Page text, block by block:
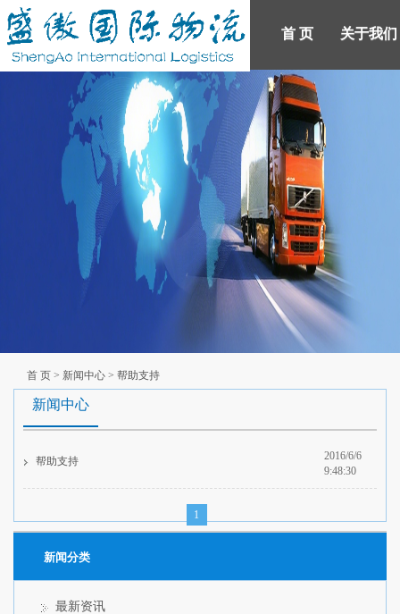
首 页 关于我们
首 页 关于我们 产品展示 新闻中心 人才招聘
联系我们
注册
首 页 > 新闻中心 > 帮助支持
新闻中心
帮助支持
2016/6/6
9:48:30
1
新闻分类
最新资讯